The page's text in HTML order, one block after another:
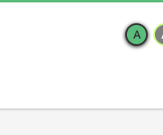
A